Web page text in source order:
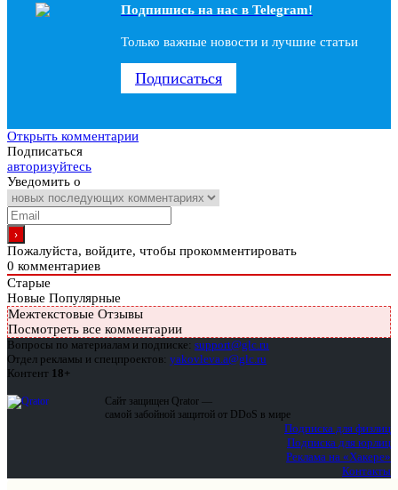
Подпишись на наc в Telegram!
Только важные новости и лучшие статьи
Подписаться
Открыть комментарии
Подписаться
авторизуйтесь
Уведомить о
Пожалуйста, войдите, чтобы прокомментировать
0 комментариев
Старые
Новые Популярные
Межтекстовые Отзывы
Посмотреть все комментарии
Вопросы по материалам и подписке: support@glc.ru
Отдел рекламы и спецпроектов: yakovleva.a@glc.ru
Контент 18+
Сайт защищен Qrator —
самой забойной защитой от DDoS в мире
Подписка для физлиц
Подписка для юрлиц
Реклама на «Хакере»
Контакты